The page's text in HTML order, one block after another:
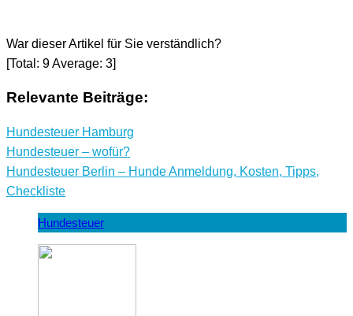
War dieser Artikel für Sie verständlich?
[Total: 9Average: 3]
Relevante Beiträge:
Hundesteuer Hamburg
Hundesteuer – wofür?
Hundesteuer Berlin – Hunde Anmeldung, Kosten, Tipps,
Checkliste
Hundesteuer